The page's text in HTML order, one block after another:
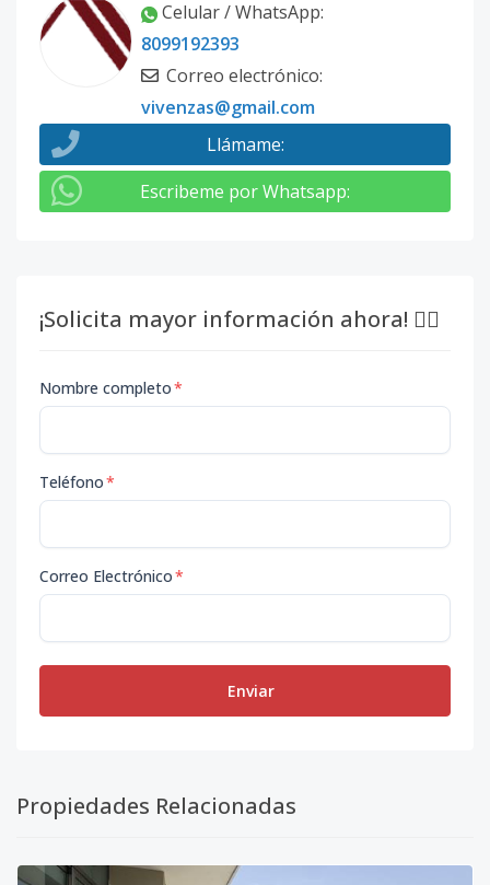
Celular / WhatsApp:
8099192393
Correo electrónico:
vivenzas@gmail.com
Llámame:
Escribeme por Whatsapp:
¡Solicita mayor información ahora! 👇🏽
Nombre completo*
Teléfono*
Correo Electrónico*
Enviar
Propiedades Relacionadas